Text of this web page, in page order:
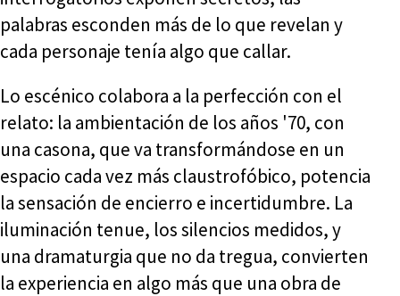
palabras esconden más de lo que revelan y
cada personaje tenía algo que callar.
Lo escénico colabora a la perfección con el
relato: la ambientación de los años '70, con
una casona, que va transformándose en un
espacio cada vez más claustrofóbico, potencia
la sensación de encierro e incertidumbre. La
iluminación tenue, los silencios medidos, y
una dramaturgia que no da tregua, convierten
la experiencia en algo más que una obra de